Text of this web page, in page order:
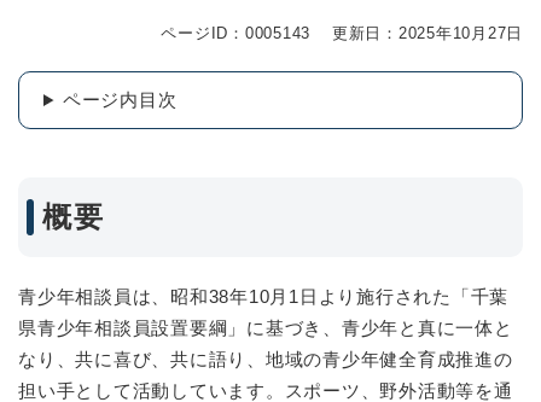
ページID：0005143 更新日：2025年10月27日
ページ内目次
概要
青少年相談員は、昭和38年10月1日より施行された「千葉
県青少年相談員設置要綱」に基づき、青少年と真に一体と
なり、共に喜び、共に語り、地域の青少年健全育成推進の
担い手として活動しています。スポーツ、野外活動等を通